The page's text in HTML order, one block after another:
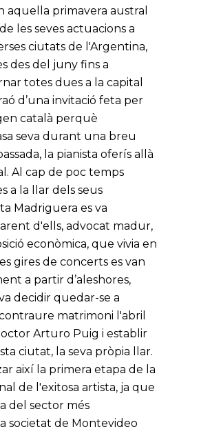
aquella primavera austral
les seves actuacions a
ciutats de l'Argentina,
des del juny fins a
totes dues a la capital
d’una invitació feta per
català perquè
seva durant una breu
la pianista oferís allà
Al cap de poc temps
a la llar dels seus
Madriguera es va
d'ells, advocat madur,
econòmica, que vivia en
gires de concerts es van
a partir d’aleshores,
decidir quedar-se a
matrimoni l'abril
Arturo Puig i establir
ciutat, la seva pròpia llar.
així la primera etapa de la
de l'exitosa artista, ja que
del sector més
societat de Montevideo